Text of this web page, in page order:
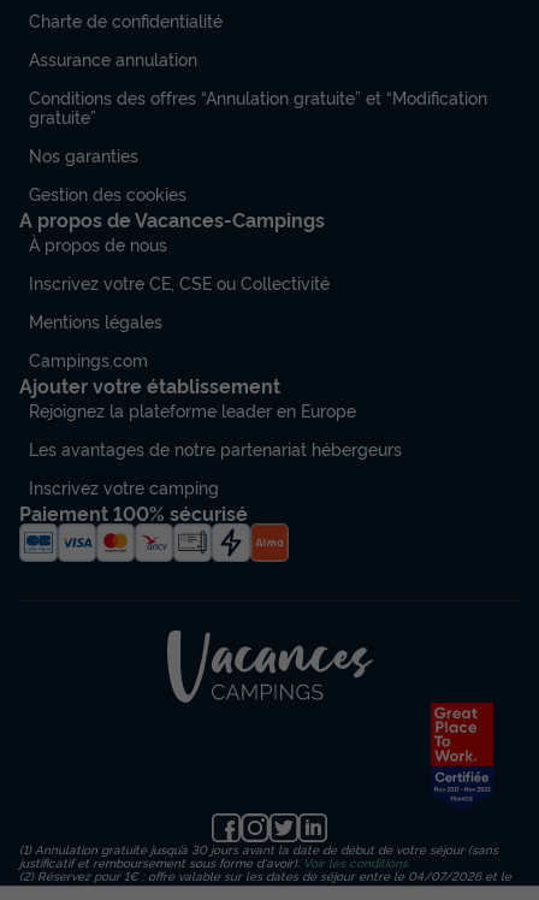
Charte de confidentialité
Assurance annulation
Conditions des offres “Annulation gratuite” et “Modification
gratuite”
Nos garanties
Gestion des cookies
A propos de Vacances-Campings
À propos de nous
Inscrivez votre CE, CSE ou Collectivité
Mentions légales
Campings.com
Ajouter votre établissement
Rejoignez la plateforme leader en Europe
Les avantages de notre partenariat hébergeurs
Inscrivez votre camping
Paiement 100% sécurisé
(1) Annulation gratuite jusqu’à 30 jours avant la date de début de votre séjour (sans
justificatif et remboursement sous forme d'avoir). Voir les conditions
(2) Réservez pour 1€ : offre valable sur les dates de séjour entre le 04/07/2026 et le
23/08/2026 inclus, en payant un acompte de 1€ sur le montant de l’hébergement